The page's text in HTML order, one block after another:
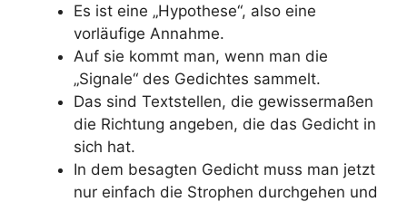
Es ist eine „Hypothese“, also eine
vorläufige Annahme.
Auf sie kommt man, wenn man die
„Signale“ des Gedichtes sammelt.
Das sind Textstellen, die gewissermaßen
die Richtung angeben, die das Gedicht in
sich hat.
In dem besagten Gedicht muss man jetzt
nur einfach die Strophen durchgehen und